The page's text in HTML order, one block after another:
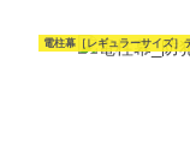
電柱幕［レギュラーサイズ］